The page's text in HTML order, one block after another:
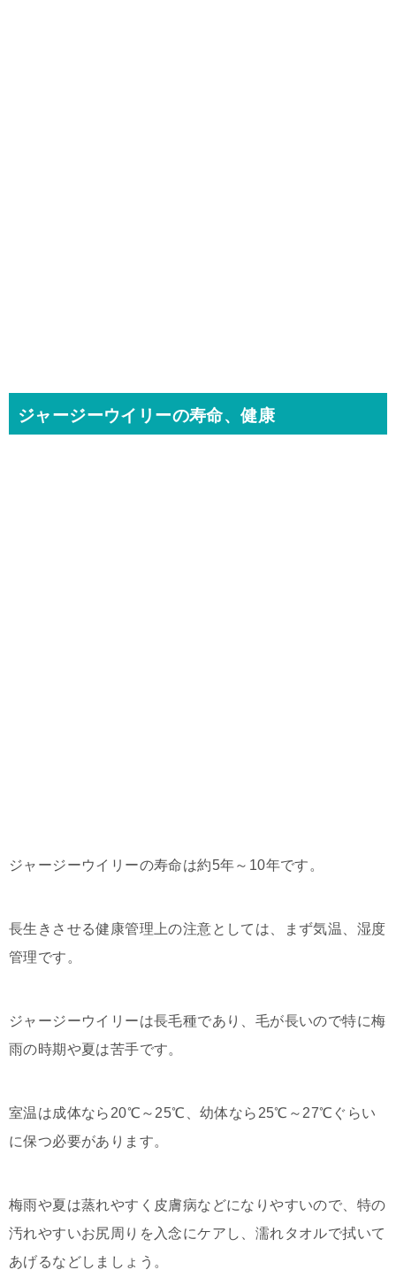
ジャージーウイリーの寿命、健康
ジャージーウイリーの寿命は約5年～10年です。
長生きさせる健康管理上の注意としては、まず気温、湿度
管理です。
ジャージーウイリーは長毛種であり、毛が長いので特に梅
雨の時期や夏は苦手です。
室温は成体なら20℃～25℃、幼体なら25℃～27℃ぐらい
に保つ必要があります。
梅雨や夏は蒸れやすく皮膚病などになりやすいので、特の
汚れやすいお尻周りを入念にケアし、濡れタオルで拭いて
あげるなどしましょう。